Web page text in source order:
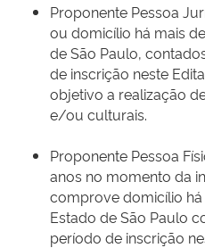
Proponente Pessoa
ou domicílio há mais
de São Paulo,
de inscrição neste
objetivo a realização
e/ou culturais.
Proponente Pessoa
anos no momento da
comprove domicílio há
Estado de São Paulo
período de inscrição